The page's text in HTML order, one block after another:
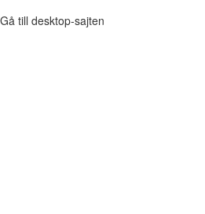
Gå till desktop-sajten